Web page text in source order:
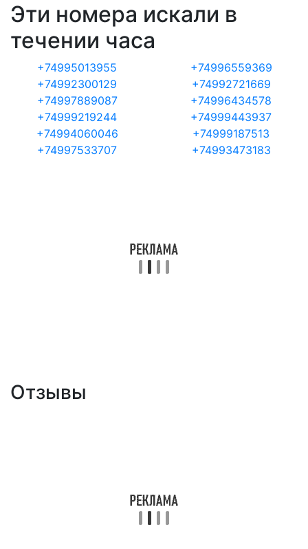
Эти номера искали в
течении часа
+74995013955
+74996559369
+74992300129
+74992721669
+74997889087
+74996434578
+74999219244
+74999443937
+74994060046
+74999187513
+74997533707
+74993473183
Отзывы